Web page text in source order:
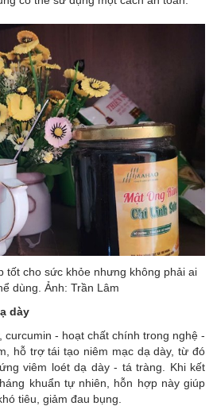
tốt cho sức khỏe nhưng không phải ai
dùng. Ảnh: Trần Lâm
dày
curcumin - hoạt chất chính trong nghệ -
hỗ trợ tái tạo niêm mạc dạ dày, từ đó
viêm loét dạ dày - tá tràng. Khi kết
khuẩn tự nhiên, hỗn hợp này giúp
tiêu, giảm đau bụng.